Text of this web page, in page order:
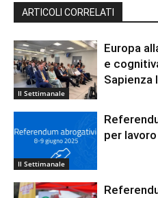
ARTICOLI CORRELATI
Il Settimanale
Europa
e
Sapienza
Il Settimanale
per